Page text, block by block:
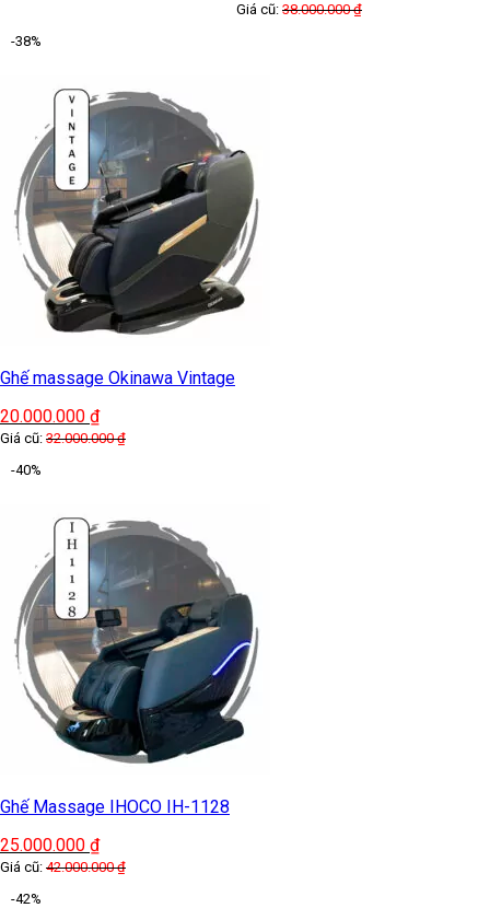
Giá cũ: 38.000.000₫
-38%
Ghế massage Okinawa Vintage
20.000.000 ₫
Giá cũ: 32.000.000₫
-40%
Ghế Massage IHOCO IH-1128
25.000.000 ₫
Giá cũ: 42.000.000₫
-42%